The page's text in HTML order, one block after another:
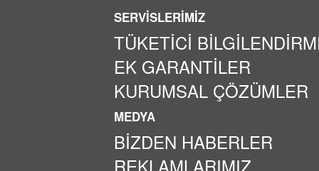
SERVİSLERİMİZ
TÜKETİCİ
EK GARANTİLER
KURUMSAL ÇÖZÜMLER
MEDYA
BİZDEN HABERLER
REKLAMLARIMIZ